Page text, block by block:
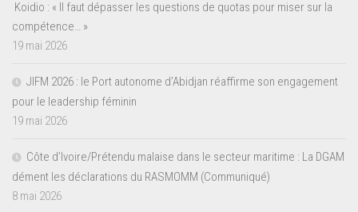
Koidio : « Il faut dépasser les questions de quotas pour miser sur la
compétence… »
19 mai 2026
JIFM 2026 : le Port autonome d’Abidjan réaffirme son engagement
pour le leadership féminin
19 mai 2026
Côte d’Ivoire/Prétendu malaise dans le secteur maritime : La DGAM
dément les déclarations du RASMOMM (Communiqué)
8 mai 2026